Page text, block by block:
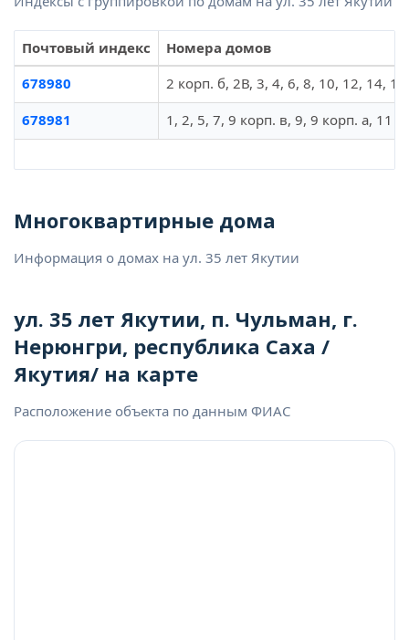
Почтовый индекс
Номера домов
678980
2 корп. б, 2В, 3, 4, 6, 8, 10, 12, 14,
678981
1, 2, 5, 7, 9 корп. в, 9, 9 корп. а, 11
Многоквартирные дома
Информация о домах на ул. 35 лет Якутии
ул. 35 лет Якутии, п. Чульман, г.
Нерюнгри, республика Саха /
Якутия/ на карте
Расположение объекта по данным ФИАС